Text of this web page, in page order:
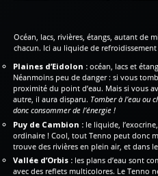
Océan, lacs, rivières, étangs, autant de
chacun. Ici au liquide de refroidissement
Plaines d’Eidolon : océan, lacs et
Néanmoins peu de danger : si vous
proximité du point d’eau. Mais si vous
autre, il aura disparu. Tomber à l’eau ou
donc consommer de l’énergie !
Puy de Cambion : le liquide,
ordinaire ! Cool, tout Tenno peut donc
trouve des rivières en plein air, et dans
Vallée d’Orbis : les plans d’eau sont
avec des reflets multicolores. Le Tenno